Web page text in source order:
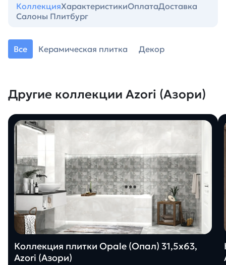
КоллекцияХарактеристикиОплатаДоставка
Салоны Плитбург
Все Керамическая плитка Декор
Другие коллекции Azori (Азори)
Коллекция плитки Opale (Опал) 31,5х63,
Azori (Азори)